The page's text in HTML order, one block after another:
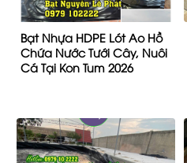
Bạt Nhựa HDPE Lót Ao Hồ
Chứa Nước Tưới Cây, Nuôi
Cá Tại Kon Tum 2026